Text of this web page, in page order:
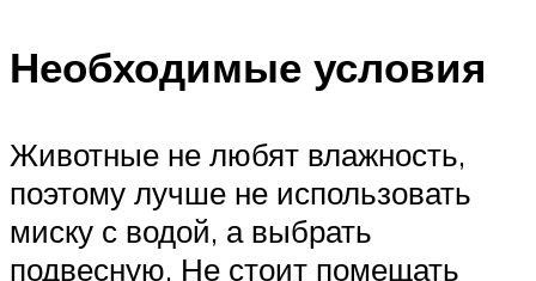
Необходимые условия
Животные не любят влажность,
поэтому лучше не использовать
миску с водой, а выбрать
подвесную. Не стоит помещать